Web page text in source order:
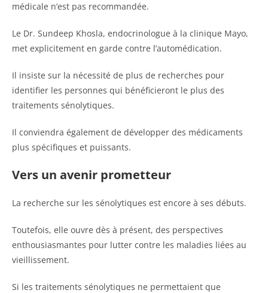
médicale n’est pas recommandée.
Le Dr. Sundeep Khosla, endocrinologue à la clinique Mayo,
met explicitement en garde contre l’automédication.
Il insiste sur la nécessité de plus de recherches pour
identifier les personnes qui bénéficieront le plus des
traitements sénolytiques.
Il conviendra également de développer des médicaments
plus spécifiques et puissants.
Vers un avenir prometteur
La recherche sur les sénolytiques est encore à ses débuts.
Toutefois, elle ouvre dès à présent, des perspectives
enthousiasmantes pour lutter contre les maladies liées au
vieillissement.
Si les traitements sénolytiques ne permettaient que